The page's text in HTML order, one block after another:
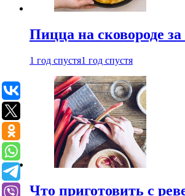
Пицца на сковороде
1 год спустя1 год спустя
Что приготовить с